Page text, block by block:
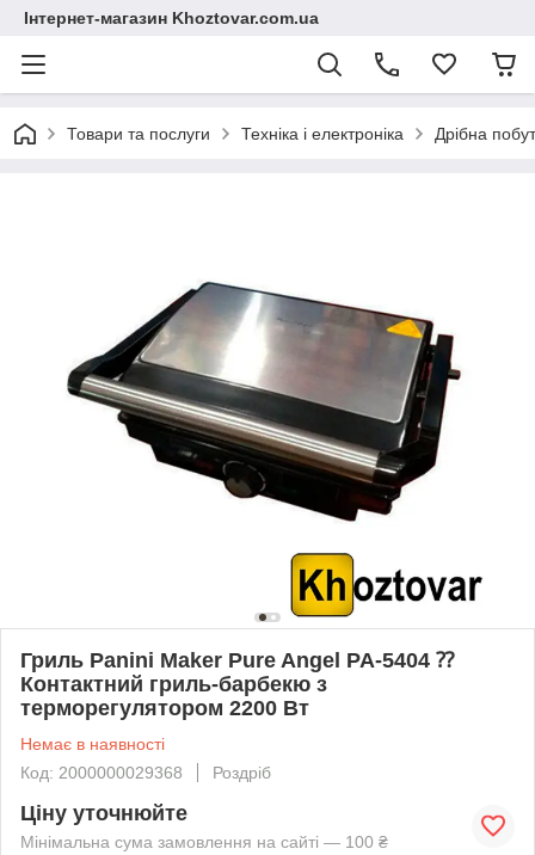
Інтернет-магазин Khoztovar.com.ua
Товари та послуги Техніка і електроніка Дрібна
Гриль Panini Maker Pure Angel PA-5404 ⁇
Контактний гриль-барбекю з
терморегулятором 2200 Вт
Немає в наявності
Код: 2000000029368
Роздріб
Ціну уточнюйте
Мінімальна сума замовлення на сайті — 100 ₴